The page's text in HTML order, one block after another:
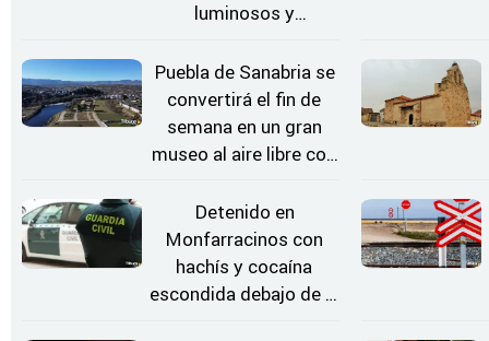
luminosos y
Estrellas
Puebla de Sanabria se
convertirá el fin de
semana en un gran
museo al aire libre con
Detenido en
Monfarracinos con
hachís y cocaína
escondida debajo de la